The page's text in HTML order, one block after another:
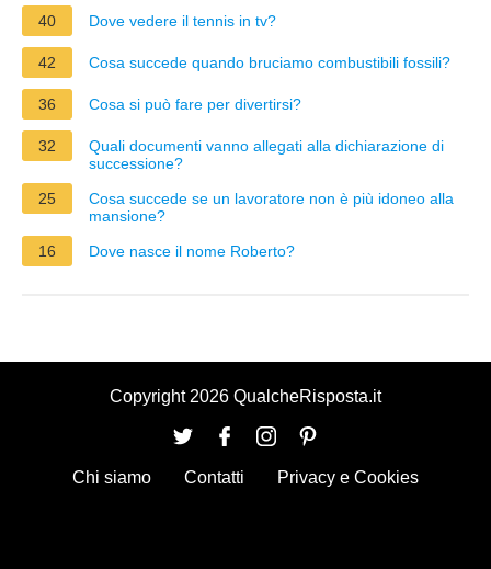
40 Dove vedere il tennis in tv?
42 Cosa succede quando bruciamo combustibili fossili?
36 Cosa si può fare per divertirsi?
32
Quali documenti vanno allegati alla dichiarazione di
successione?
25
Cosa succede se un lavoratore non è più idoneo alla
mansione?
16
Dove nasce il nome Roberto?
Copyright 2026 QualcheRisposta.it
Chi siamo Contatti Privacy e Cookies